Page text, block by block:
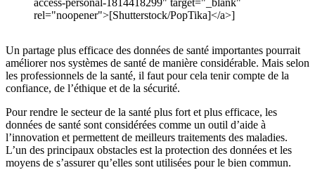
access-personal-1814418299" target="_blank"
rel="noopener">[Shutterstock/PopTika]</a>]
Un partage plus efficace des données de santé importantes pourrait
améliorer nos systèmes de santé de manière considérable. Mais selon
les professionnels de la santé, il faut pour cela tenir compte de la
confiance, de l’éthique et de la sécurité.
Pour rendre le secteur de la santé plus fort et plus efficace, les
données de santé sont considérées comme un outil d’aide à
l’innovation et permettent de meilleurs traitements des maladies.
L’un des principaux obstacles est la protection des données et les
moyens de s’assurer qu’elles sont utilisées pour le bien commun.